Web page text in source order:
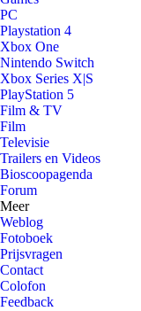
PC
Playstation 4
Xbox One
Nintendo Switch
Xbox Series X|S
PlayStation 5
Film & TV
Film
Televisie
Trailers en Videos
Bioscoopagenda
Forum
Meer
Weblog
Fotoboek
Prijsvragen
Contact
Colofon
Feedback